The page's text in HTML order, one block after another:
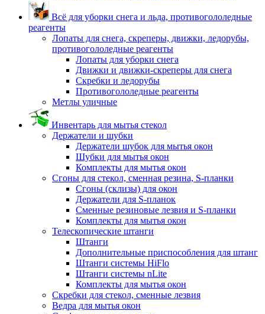
Всё для уборки снега и льда, противогололедные
реагенты
Лопаты для снега, скреперы, движки, ледорубы,
противогололедные реагенты
Лопаты для уборки снега
Движки и движки-скреперы для снега
Скребки и ледорубы
Противогололедные реагенты
Метлы уличные
Инвентарь для мытья стекол
Держатели и шубки
Держатели шубок для мытья окон
Шубки для мытья окон
Комплекты для мытья окон
Сгоны для стекол, сменная резина, S-планки
Сгоны (склизы) для окон
Держатели для S-планок
Сменные резиновые лезвия и S-планки
Комплекты для мытья окон
Телескопические штанги
Штанги
Дополнительные приспособления для штанг
Штанги системы HiFlo
Штанги системы nLite
Комплекты для мытья окон
Скребки для стекол, сменные лезвия
Ведра для мытья окон